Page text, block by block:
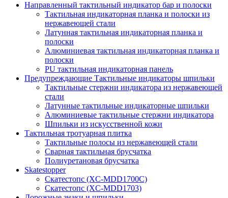
Направленный тактильный индикатор бар и полоски
Тактильная индикаторная планка и полоски из
нержавеющей стали
Латунная тактильная индикаторная планка и
полоски
Алюминиевая тактильная индикаторная планка и
полоски
PU тактильная индикаторная панель
Предупреждающие Тактильные индикаторы шпильки
Тактильные стержни индикатора из нержавеющей
стали
Латунные тактильные индикаторные шпильки
Алюминиевые тактильные стержни индикатора
Шпильки из искусственной кожи
Тактильная тротуарная плитка
Тактильные полосы из нержавеющей стали
Сварная тактильная брусчатка
Полиуретановая брусчатка
Skatestopper
Скатестопс (XC-MDD1700C)
Скатестопс (XC-MDD1703)